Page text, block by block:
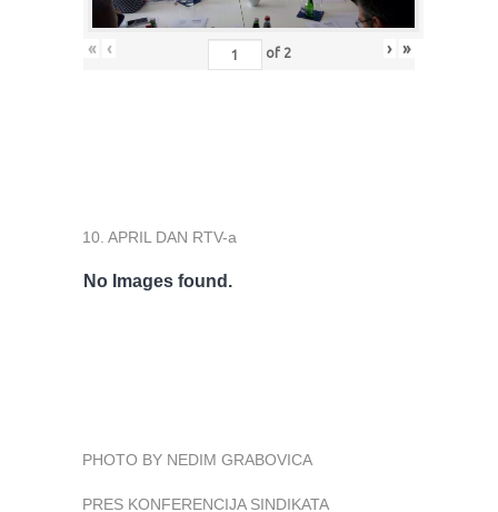
« ‹ of 2 › »
10. APRIL DAN RTV-a
No Images found.
PHOTO BY NEDIM GRABOVICA
PRES KONFERENCIJA SINDIKATA